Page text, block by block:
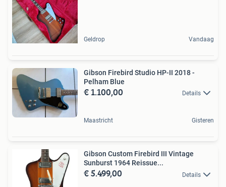
Geldrop Vandaag
Gibson Firebird Studio HP-II 2018 -
Pelham Blue
€ 1.100,00 Details
Maastricht Gisteren
Gibson Custom Firebird III Vintage
Sunburst 1964 Reissue...
€ 5.499,00 Details